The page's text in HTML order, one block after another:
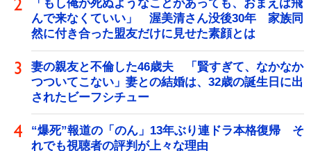
「もし俺が死ぬようなことがあっても、おまえは飛
んで来なくていい」 渥美清さん没後30年 家族同
然に付き合った盟友だけに見せた素顔とは
妻の親友と不倫した46歳夫 「賢すぎて、なかなか
つついてこない」妻との結婚は、32歳の誕生日に出
されたビーフシチュー
“爆死”報道の「のん」13年ぶり連ドラ本格復帰 そ
れでも視聴者の評判が上々な理由